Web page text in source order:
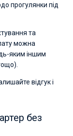
прогулянки під
та
можна
яким іншим
відгук і
без